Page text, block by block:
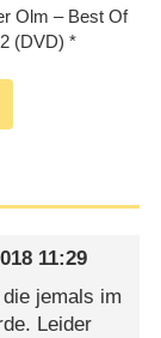
Olm – Best Of
(DVD)
11:29
jemals im
Leider